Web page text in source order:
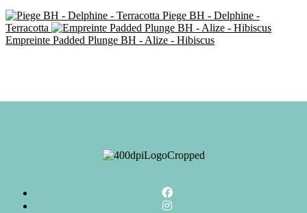
Piege BH - Delphine -
Terracotta
Empreinte Padded Plunge BH - Alize - Hibiscus